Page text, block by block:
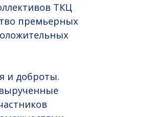
ТКЦ
премьерных
и доброты.